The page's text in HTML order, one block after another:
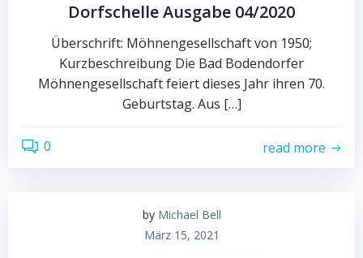
Dorfschelle Ausgabe 04/2020
Überschrift: Möhnengesellschaft von 1950;
Kurzbeschreibung Die Bad Bodendorfer
Möhnengesellschaft feiert dieses Jahr ihren 70.
Geburtstag. Aus […]
0 read more
by Michael Bell
März 15, 2021